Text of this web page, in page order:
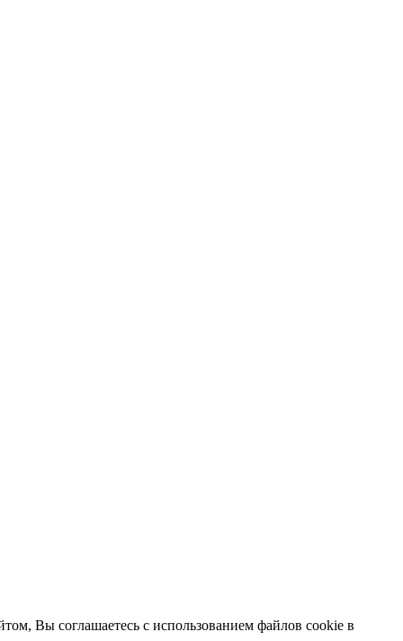
Вы соглашаетесь с использованием файлов cookie в